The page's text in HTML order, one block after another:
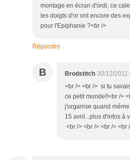
montage en écran d'ordi, ce
les doigts d'or ont encore des
pour l'Epiphanie ?<br />
Répondre
B Brodstitch 30/12/2011
<br /> <br /> si tu
ce petit monde!!<br />
j'organise quand
15 avril...plus d'infos à
<br /> <br /> <br /> <br